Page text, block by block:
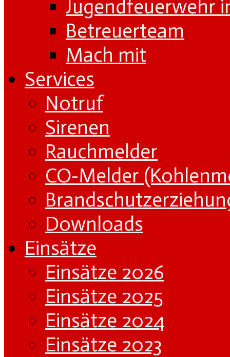
Jugendfeuerwehr
Betreuerteam
Mach mit
Services
Notruf
Sirenen
Rauchmelder
CO-Melder
Downloads
Einsätze
Einsätze 2026
Einsätze 2025
Einsätze 2024
Einsätze 2023